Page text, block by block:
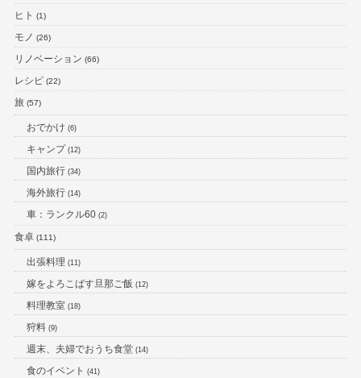
ヒト (1)
モノ (26)
リノベーション (66)
レシピ(22)
旅 (57)
おでかけ (6)
キャンプ (12)
国内旅行(34)
海外旅行(14)
車：ランクル60(2)
食卓(111)
出張料理 (11)
嫁をよろこばす旦那ご飯 (12)
料理教室 (18)
狩料(9)
週末、夫婦でおうち食堂(14)
食のイベント (41)